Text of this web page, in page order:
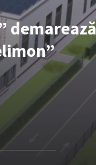
demarează